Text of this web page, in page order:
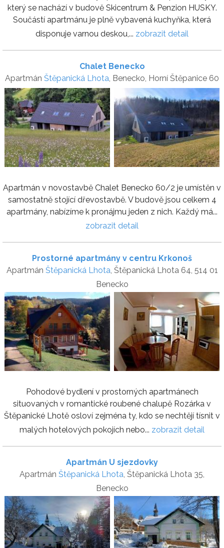
který se nachází v budově Skicentrum & Penzion HUSKY.
Součástí apartmánu je plně vybavená kuchyňka, která
disponuje varnou deskou,... zobrazit detail
Chalet Benecko
Apartmán Štěpanická Lhota , Benecko, Horní Štěpanice 60
Apartmán v novostavbě Chalet Benecko 60/2 je umístěn v
samostatně stojící dřevostavbě. V budově jsou celkem 4
apartmány, nabízíme k pronájmu jeden z nich. Každý má...
zobrazit detail
Prostorné apartmány v centru Krkonoš
Apartmán Štěpanická Lhota , Štěpanická Lhota 64, 514 01
Benecko
Pohodové bydlení v prostorných apartmánech
situovaných v romantické roubené chalupě Rozárka v
Štěpanické Lhotě osloví zejména ty, kdo se nechtějí tísnit v
malých hotelových pokojích nebo... zobrazit detail
Apartmán U sjezdovky
Apartmán Štěpanická Lhota, Štěpanická Lhota 35,
Benecko